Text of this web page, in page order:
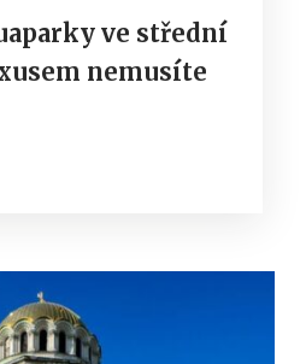
ve střední
nemusíte